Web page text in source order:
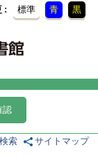
標準 青 黒
認
索 サイトマップ